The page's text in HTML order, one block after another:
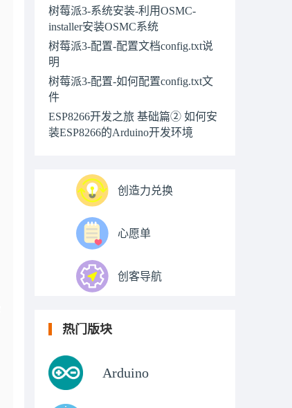
树莓派3-系统安装-利用OSMC-
installer安装OSMC系统
树莓派3-配置-配置文档config.txt说
明
树莓派3-配置-如何配置config.txt文
件
ESP8266开发之旅 基础篇② 如何安
装ESP8266的Arduino开发环境
创造力兑换
心愿单
创客导航
热门版块
Arduino